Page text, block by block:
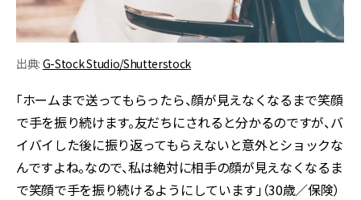
出典: G-Stock Studio/Shutterstock
「ホームまで送ってもらったら、顔が見えなくなるまで笑顔
で手を振り続けます。友だちにされると分かるのですが、バ
イバイした後に振り返ってもらえないと意外とショックな
んですよね。なので、私は絶対に相手の顔が見えなくなるま
で笑顔で手を振り続けるようにしています」（30歳／保険）